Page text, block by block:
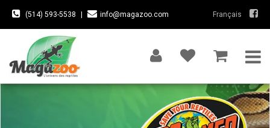
(514) 593-5538 info@magazoo.com Français